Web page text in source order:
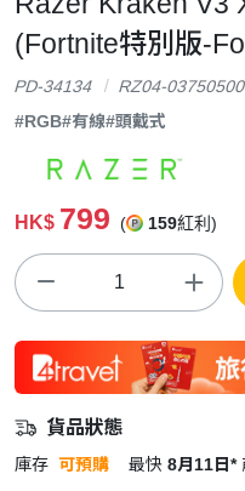
(Fortnite特別版-
PD-34134
RZ04-
#RGB#有線#頭戴式
HK$ 799 ( 159紅利)
貨品狀態
庫存 可預購 最快 8月11日*